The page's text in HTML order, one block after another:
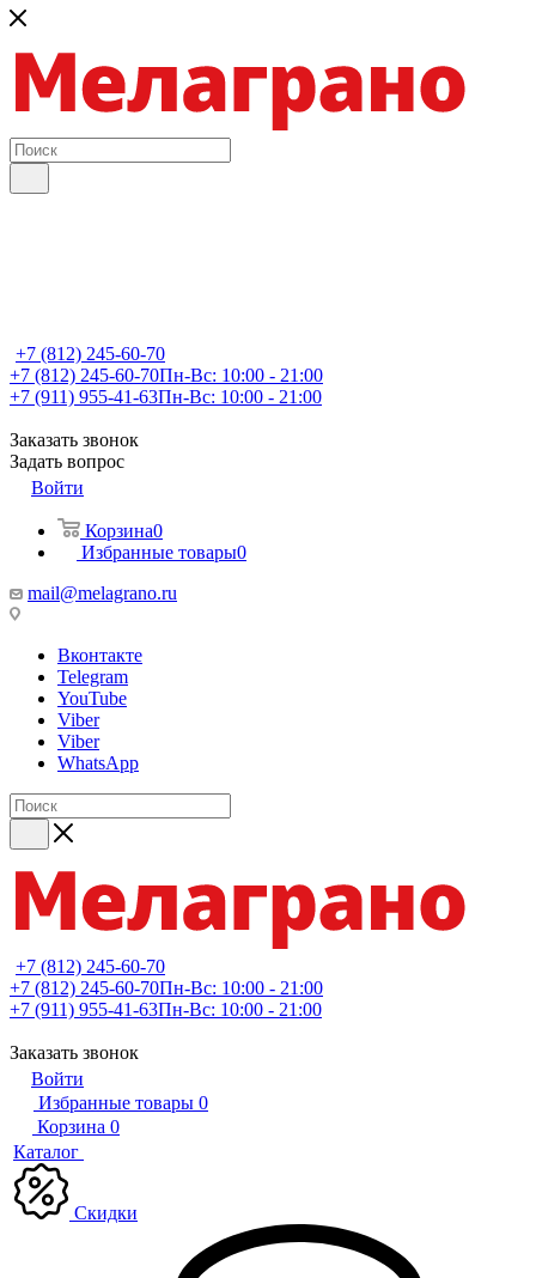
+7 (812) 245-60-70
+7 (812) 245-60-70Пн-Вс: 10:00 - 21:00
+7 (911) 955-41-63Пн-Вс: 10:00 - 21:00
Заказать звонок
Задать вопрос
Войти
Корзина0
Избранные товары0
mail@melagrano.ru
Вконтакте
Telegram
YouTube
Viber
Viber
WhatsApp
+7 (812) 245-60-70
+7 (812) 245-60-70Пн-Вс: 10:00 - 21:00
+7 (911) 955-41-63Пн-Вс: 10:00 - 21:00
Заказать звонок
Войти
Избранные товары 0
Корзина 0
Каталог
Скидки